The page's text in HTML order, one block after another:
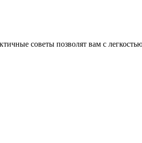
советы позволят вам с